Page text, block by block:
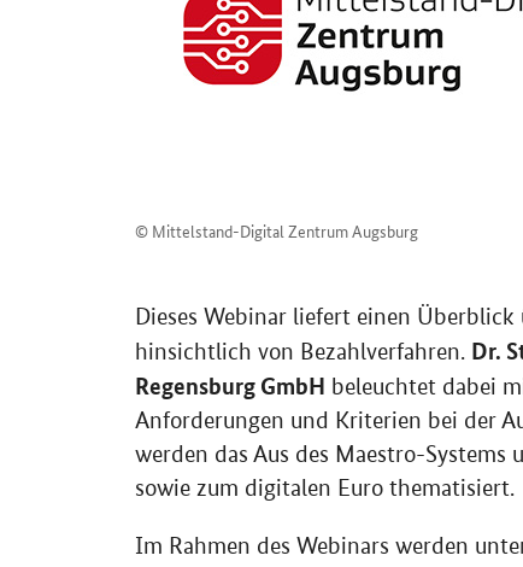
© Mittelstand-Digital Zentrum Augsburg
Dieses Webinar liefert einen
hinsichtlich von Bezahlverfahren. Dr.
Regensburg GmbH beleuchtet dabei
Anforderungen und Kriterien bei der
werden das Aus des Maestro-
sowie zum digitalen Euro thematisiert.
Im Rahmen des Webinars werden